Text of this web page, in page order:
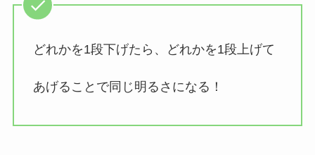
どれかを1段下げたら、どれかを1段上げて
あげることで同じ明るさになる！